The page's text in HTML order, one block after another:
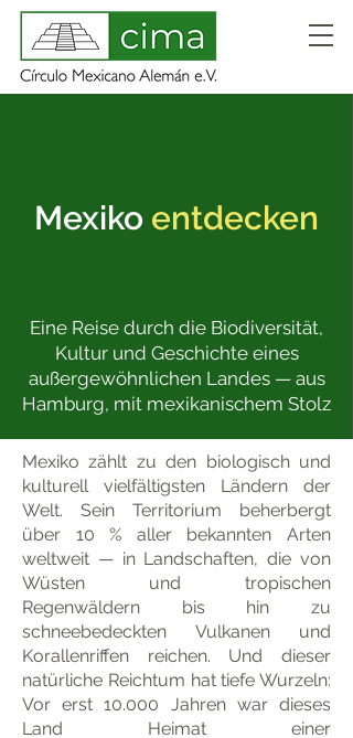
Mexiko entdecken
Eine Reise durch die Biodiversität,
Kultur und Geschichte eines
außergewöhnlichen Landes — aus
Hamburg, mit mexikanischem Stolz
Mexiko zählt zu den biologisch und
kulturell vielfältigsten Ländern der
Welt. Sein Territorium beherbergt
über 10 % aller bekannten Arten
weltweit — in Landschaften, die von
Wüsten und tropischen
Regenwäldern bis hin zu
schneebedeckten Vulkanen und
Korallenriffen reichen. Und dieser
natürliche Reichtum hat tiefe Wurzeln:
Vor erst 10.000 Jahren war dieses
Land Heimat einer